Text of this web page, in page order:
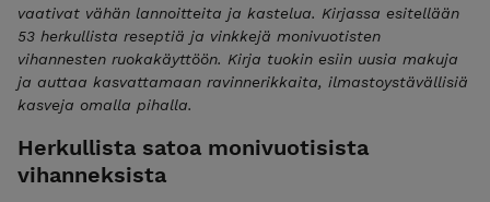
vaativat vähän lannoitteita ja kastelua. Kirjassa esitellään
53 herkullista reseptiä ja vinkkejä monivuotisten
vihannesten ruokakäyttöön. Kirja tuokin esiin uusia makuja
ja auttaa kasvattamaan ravinnerikkaita, ilmastoystävällisiä
kasveja omalla pihalla.
Herkullista satoa monivuotisista
vihanneksista